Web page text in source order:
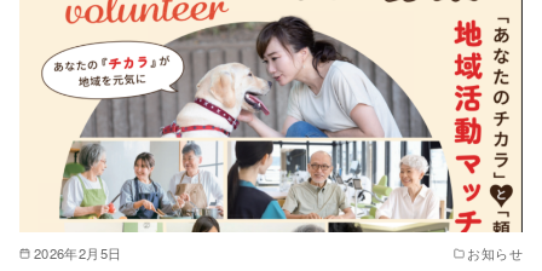
2026年2月5日 お知らせ